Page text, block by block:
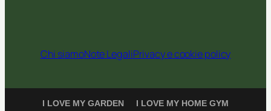
Chi siamoNote LegaliPrivacy e cookie policy
I LOVE MY GARDEN I LOVE MY HOME GYM